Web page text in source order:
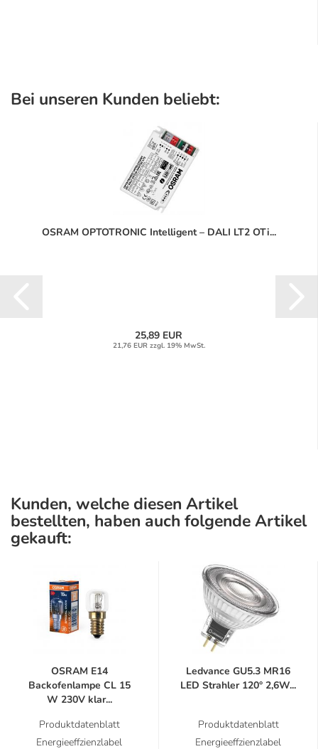
Bei unseren Kunden beliebt:
OSRAM OPTOTRONIC Intelligent – DALI LT2 OTi...
25,89 EUR
21,76 EUR zzgl. 19% MwSt.
Kunden, welche diesen Artikel
bestellten, haben auch folgende Artikel
gekauft:
OSRAM E14
Backofenlampe CL 15
W 230V klar...
Produktdatenblatt
Energieeffzienzlabel
Ledvance GU5.3 MR16
LED Strahler 120° 2,6W...
Produktdatenblatt
Energieeffzienzlabel